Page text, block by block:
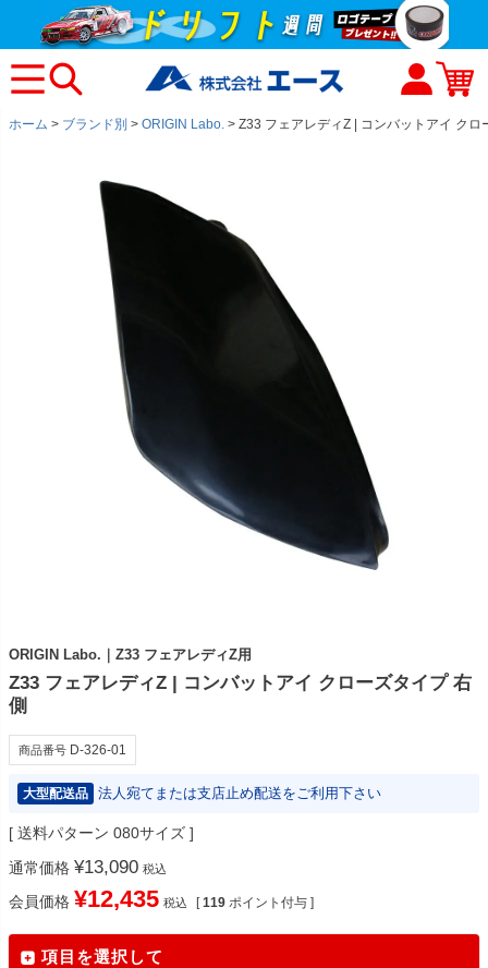
ホーム ブランド別 ORIGIN Labo. Z33 フェアレディZ | コンバットアイ クロ
ORIGIN Labo.｜Z33 フェアレディZ用
Z33 フェアレディZ | コンバットアイ クローズタイプ 右
側
商品番号 D-326-01
大型配送品 法人宛てまたは支店止め配送をご利用下さい
送料パターン 080サイズ
通常価格 ¥13,090 税込
会員価格 ¥12,435 税込 [ 119 ポイント付与 ]
項目を選択して